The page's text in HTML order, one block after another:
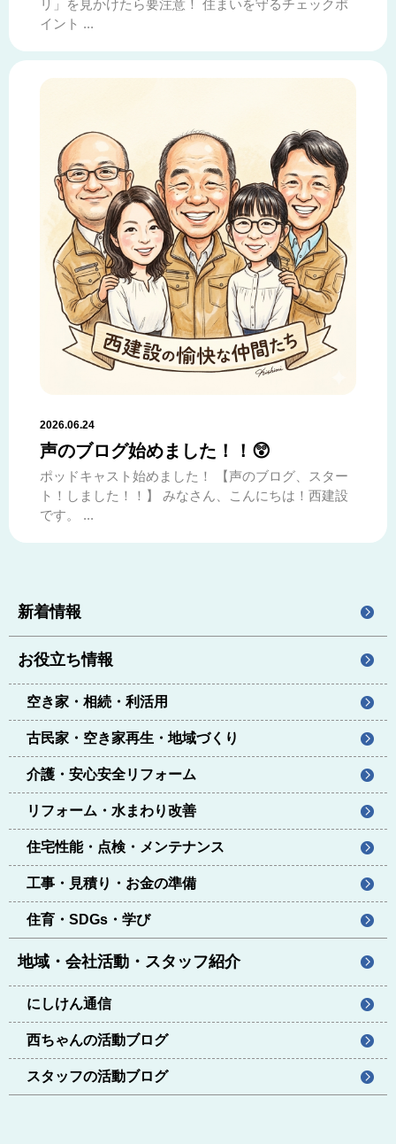
リ」を見かけたら要注意！ 住まいを守るチェックポ
イント ...
2026.06.24
声のブログ始めました！！😲
ポッドキャスト始めました！ 【声のブログ、スター
ト！しました！！】 みなさん、こんにちは！西建設
です。 ...
新着情報
お役立ち情報
空き家・相続・利活用
古民家・空き家再生・地域づくり
介護・安心安全リフォーム
リフォーム・水まわり改善
住宅性能・点検・メンテナンス
工事・見積り・お金の準備
住育・SDGs・学び
地域・会社活動・スタッフ紹介
にしけん通信
西ちゃんの活動ブログ
スタッフの活動ブログ